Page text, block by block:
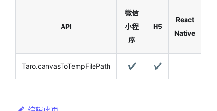
API
微信
小程
序
H5
React
Native
Taro.canvasToTempFilePath ✔️ ✔️